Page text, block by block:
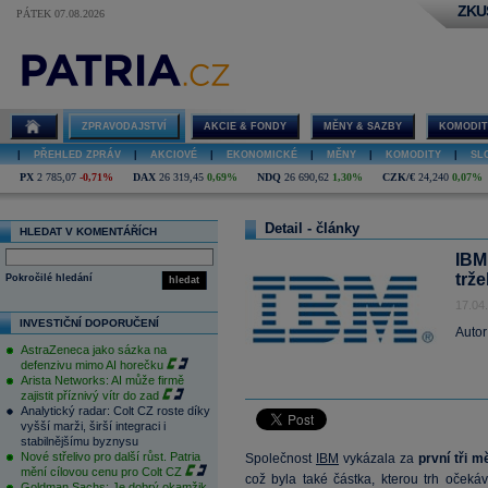
PÁTEK 07.08.2026
ZPRAVODAJSTVÍ AKCIE & FONDY MĚNY & SAZBY
PŘEHLED ZPRÁV AKCIOVÉ EKONOMICKÉ MĚNY KOMODITY
PX 2 785,07 -0,71% DAX 26 319,45 0,69% NDQ 26 690,62 1,30% CZK/€ 24,240 0,07%
HLEDAT V KOMENTÁŘÍCH
hledat
Pokročilé hledání
INVESTIČNÍ DOPORUČENÍ
AstraZeneca jako sázka na
defenzivu mimo AI horečku
Arista Networks: AI může firmě
zajistit příznivý vítr do zad
Analytický radar: Colt CZ roste díky
vyšší marži, širší integraci i
stabilnějšímu byznysu
Nové střelivo pro další růst. Patria
mění cílovou cenu pro Colt CZ
Detail - články
Společnost IBM vykázala za první tři
což byla také částka, kterou trh